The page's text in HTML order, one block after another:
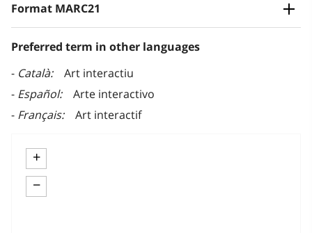
Format MARC21
Preferred term in other languages
Català
Art interactiu
Español
Arte interactivo
Français
Art interactif
+
−